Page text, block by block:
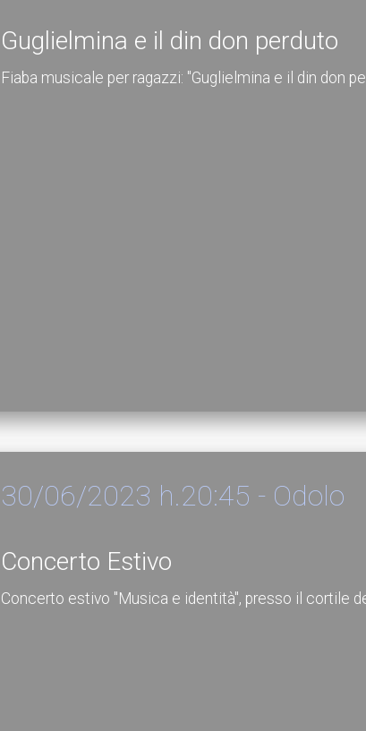
Guglielmina e il din don perduto
Fiaba musicale per ragazzi: "Guglielmina e il din don
30/06/2023 h.20:45 - Odolo
Concerto Estivo
Concerto estivo "Musica e identità", presso il cortile